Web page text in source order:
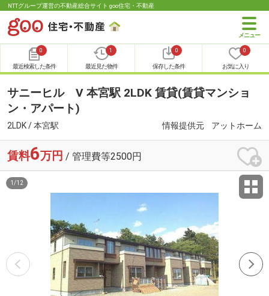
NTTグループ運営の不動産総合サイト goo住宅・不動産
0
最近検索した条件
1
最近見た物件
0
保存した条件
0
お気に入り
サニーヒル Ⅴ 本宮駅 2LDK 賃貸(賃貸マンショ
ン・アパート)
2LDK / 本宮駅 情報提供元 アットホーム
賃料6万円 / 管理費等2500円
1 /12